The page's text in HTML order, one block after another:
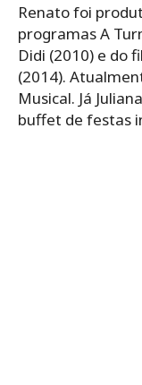
Renato foi
programas A
Didi (2010) e do
(2014).
Musical. Já
buffet de festas